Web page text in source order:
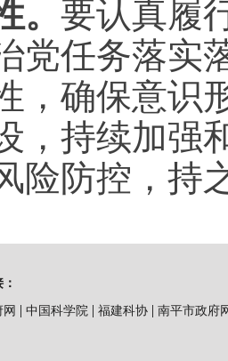
。 要认真履
党任务落实
，确保意识
，持续加强
险防控，持
网 | 中国科学院 | 福建科协 | 南平市政府